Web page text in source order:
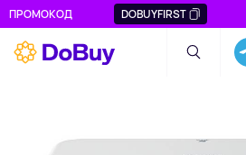
ПРОМОКОД DOBUYFIRST